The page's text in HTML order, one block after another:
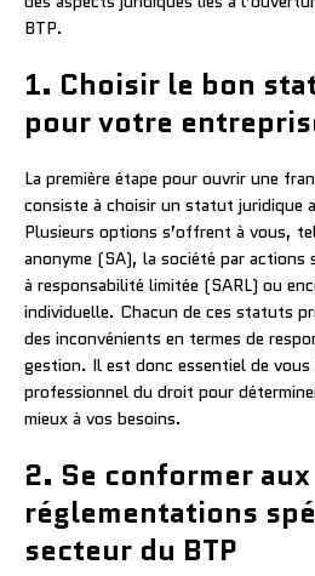
BTP.
1. Choisir le bon
pour votre
La première étape pour ouvrir une
consiste à choisir un statut juridique
Plusieurs options s’offrent à vous,
anonyme (SA), la société par actions
à responsabilité limitée (SARL) ou
individuelle. Chacun de ces statuts
des inconvénients en termes de
gestion. Il est donc essentiel de vous
professionnel du droit pour
mieux à vos besoins.
2. Se conformer aux
réglementations
secteur du BTP